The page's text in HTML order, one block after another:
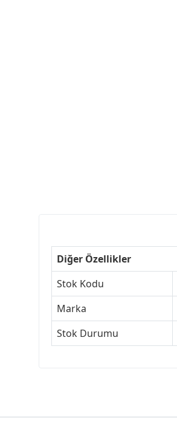
Diğer Özellikler
Stok Kodu
Marka
Stok Durumu